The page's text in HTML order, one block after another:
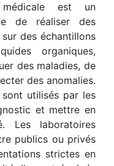
est un
de réaliser des
des échantillons
organiques,
des maladies, de
des anomalies.
utilisés par les
et mettre en
Les laboratoires
publics ou privés
strictes en